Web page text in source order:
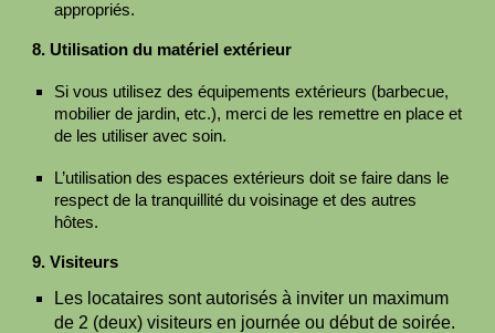
appropriés.
8. Utilisation du matériel extérieur
Si vous utilisez des équipements extérieurs (barbecue,
mobilier de jardin, etc.), merci de les remettre en place et
de les utiliser avec soin.
L’utilisation des espaces extérieurs doit se faire dans le
respect de la tranquillité du voisinage et des autres
hôtes.
9. Visiteurs
Les locataires sont autorisés à inviter un maximum
de 2 (deux) visiteurs en journée ou début de soirée.